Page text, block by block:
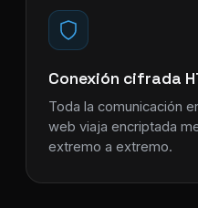
Conexión cifrada
Toda la comunicación
web viaja encriptada
extremo a extremo.